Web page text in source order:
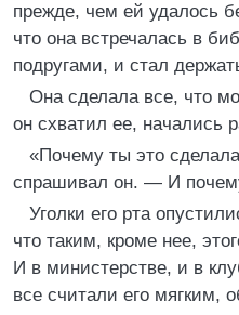
прежде, чем ей удалось
что она встречалась в
подругами, и стал
Она сделала все, что
он схватил ее, начались
«Почему ты это
спрашивал он. — И
Уголки его рта
что таким, кроме нее,
И в министерстве, и в
все считали его мягким,